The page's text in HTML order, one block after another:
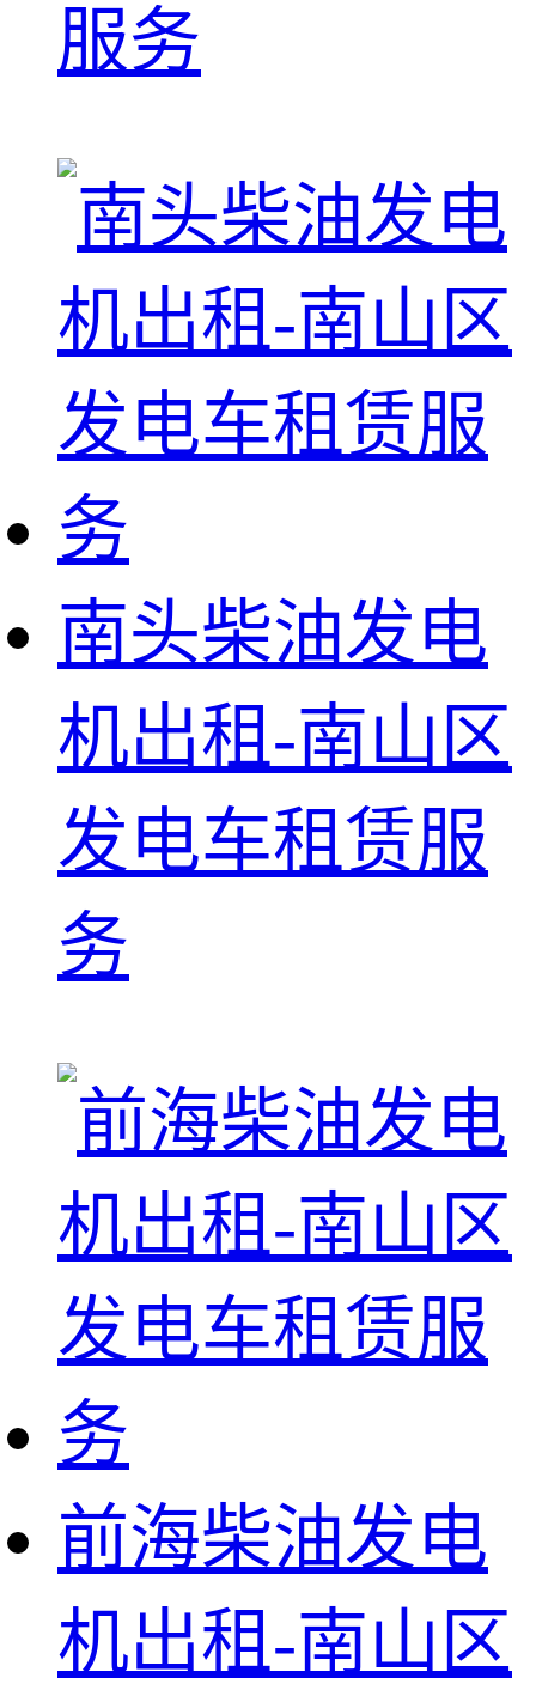
服务
南头柴油发电
机出租-南山区
发电车租赁服
务
前海柴油发电
机出租-南山区